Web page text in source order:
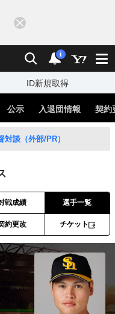
検索 通知
i
ID新規取得
公示 入退団情報 契約
談（外部/PR）
戦成績 選手一覧
約更改 チケット